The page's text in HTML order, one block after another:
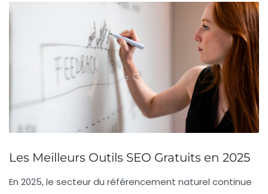
Les Meilleurs Outils SEO Gratuits en 2025
En 2025, le secteur du référencement naturel continue